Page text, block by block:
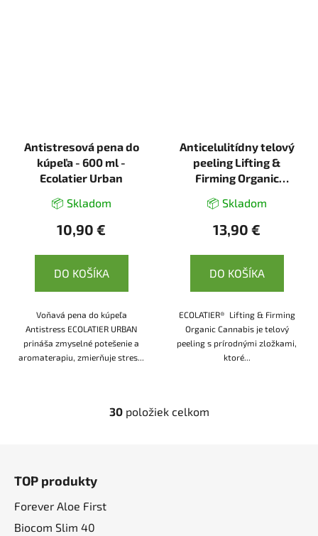
Antistresová pena do
kúpeľa - 600 ml -
Ecolatier Urban
📦 Skladom
10,90 €
DO KOŠÍKA
Voňavá pena do kúpeľa
Antistress ECOLATIER URBAN
prináša zmyselné potešenie a
aromaterapiu, zmierňuje stres...
Anticelulitídny telový
peeling Lifting &
Firming Organic
Ecolatier
📦 Skladom
13,90 €
DO KOŠÍKA
ECOLATIER® Lifting & Firming
Organic Cannabis je telový
peeling s prírodnými zložkami,
ktoré...
O
30položiek celkom
TOP produkty
Forever Aloe First
Biocom Slim 40